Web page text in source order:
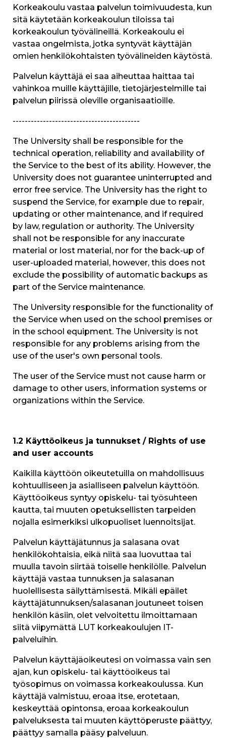
Korkeakoulu vastaa palvelun toimivuudesta, kun
sitä käytetään korkeakoulun tiloissa tai
korkeakoulun työvälineillä. Korkeakoulu ei
vastaa ongelmista, jotka syntyvät käyttäjän
omien henkilökohtaisten työvälineiden käytöstä.
Palvelun käyttäjä ei saa aiheuttaa haittaa tai
vahinkoa muille käyttäjille, tietojärjestelmille tai
palvelun piirissä oleville organisaatioille.
------------------------------------------
The University shall be responsible for the
technical operation, reliability and availability of
the Service to the best of its ability. However, the
University does not guarantee uninterrupted and
error free service. The University has the right to
suspend the Service, for example due to repair,
updating or other maintenance, and if required
by law, regulation or authority. The University
shall not be responsible for any inaccurate
material or lost material, nor for the back-up of
user-uploaded material, however, this does not
exclude the possibility of automatic backups as
part of the Service maintenance.
The University responsible for the functionality of
the Service when used on the school premises or
in the school equipment. The University is not
responsible for any problems arising from the
use of the user's own personal tools.
The user of the Service must not cause harm or
damage to other users, information systems or
organizations within the Service.
1.2 Käyttöoikeus ja tunnukset / Rights of use
and user accounts
Kaikilla käyttöön oikeutetuilla on mahdollisuus
kohtuulliseen ja asialliseen palvelun käyttöön.
Käyttöoikeus syntyy opiskelu- tai työsuhteen
kautta, tai muuten opetuksellisten tarpeiden
nojalla esimerkiksi ulkopuoliset luennoitsijat.
Palvelun käyttäjätunnus ja salasana ovat
henkilökohtaisia, eikä niitä saa luovuttaa tai
muulla tavoin siirtää toiselle henkilölle. Palvelun
käyttäjä vastaa tunnuksen ja salasanan
huolellisesta säilyttämisestä. Mikäli epäilet
käyttäjätunnuksen/salasanan joutuneet toisen
henkilön käsiin, olet velvoitettu ilmoittamaan
siitä viipymättä LUT korkeakoulujen IT-
palveluihin.
Palvelun käyttäjäoikeutesi on voimassa vain sen
ajan, kun opiskelu- tai käyttöoikeus tai
työsopimus on voimassa korkeakoulussa. Kun
käyttäjä valmistuu, eroaa itse, erotetaan,
keskeyttää opintonsa, eroaa korkeakoulun
palveluksesta tai muuten käyttöperuste päättyy,
päättyy samalla pääsy palveluun.